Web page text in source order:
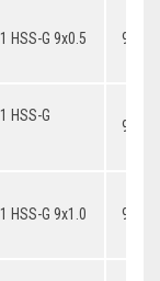
HSS-G 9x0.5 9x0.5
HSS-G
HSS-G 9x1.0 9x1.0